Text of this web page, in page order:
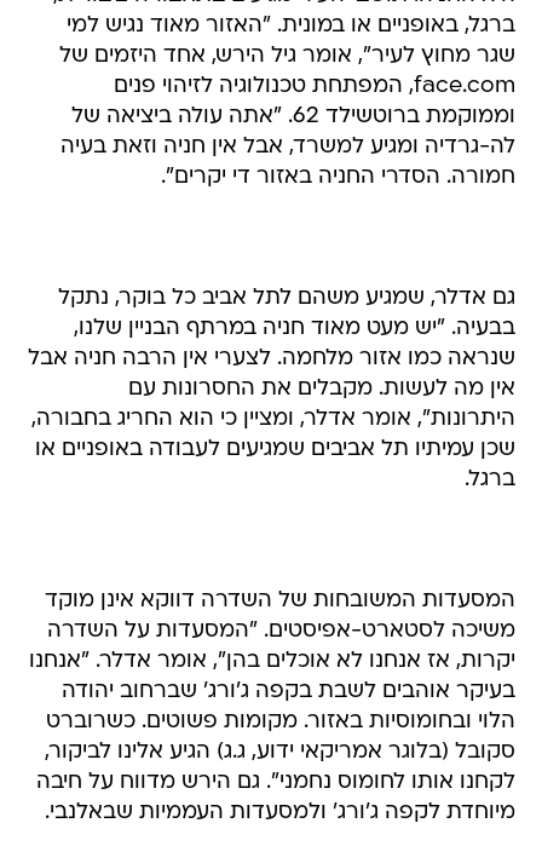
ברגל, באופניים או במונית. "האזור מאוד נגיש למי
שגר מחוץ לעיר", אומר גיל הירש, אחד היזמים של
face.com, המפתחת טכנולוגיה לזיהוי פנים
וממוקמת ברוטשילד 62. "אתה עולה ביציאה של
לה-גרדיה ומגיע למשרד, אבל אין חניה וזאת בעיה
חמורה. הסדרי החניה באזור די יקרים".
גם אדלר, שמגיע משהם לתל אביב כל בוקר, נתקל
בבעיה. "יש מעט מאוד חניה במרתף הבניין שלנו,
שנראה כמו אזור מלחמה. לצערי אין הרבה חניה אבל
אין מה לעשות. מקבלים את החסרונות עם
היתרונות", אומר אדלר, ומציין כי הוא החריג בחבורה,
שכן עמיתיו תל אביבים שמגיעים לעבודה באופניים או
ברגל.
המסעדות המשובחות של השדרה דווקא אינן מוקד
משיכה לסטארט-אפיסטים. "המסעדות על השדרה
יקרות, אז אנחנו לא אוכלים בהן", אומר אדלר. "אנחנו
בעיקר אוהבים לשבת בקפה ג'ורג' שברחוב יהודה
הלוי ובחומוסיות באזור. מקומות פשוטים. כשרוברט
סקובל (בלוגר אמריקאי ידוע, ג.ג) הגיע אלינו לביקור,
לקחנו אותו לחומוס נחמני". גם הירש מדווח על חיבה
מיוחדת לקפה ג'ורג' ולמסעדות העממיות שבאלנבי.